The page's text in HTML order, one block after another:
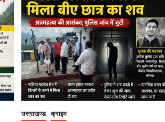
उत्तराखण्ड क्राइम